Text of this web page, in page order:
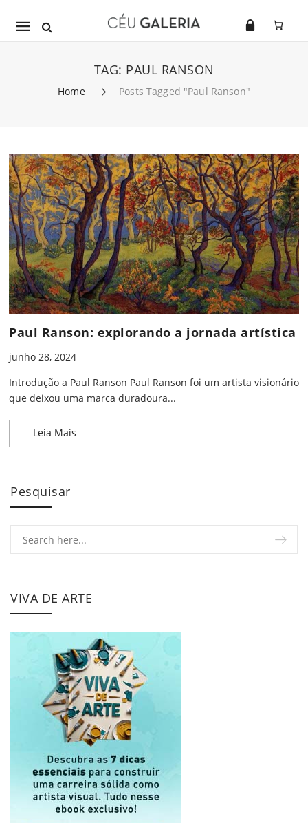
Mobile
TAG: PAUL RANSON
Home Posts Tagged "Paul Ranson"
Skip to content
Paul Ranson: explorando a jornada artística
junho 28, 2024
Introdução a Paul Ranson Paul Ranson foi um artista visionário
que deixou uma marca duradoura...
Leia Mais
Pesquisar
VIVA DE ARTE